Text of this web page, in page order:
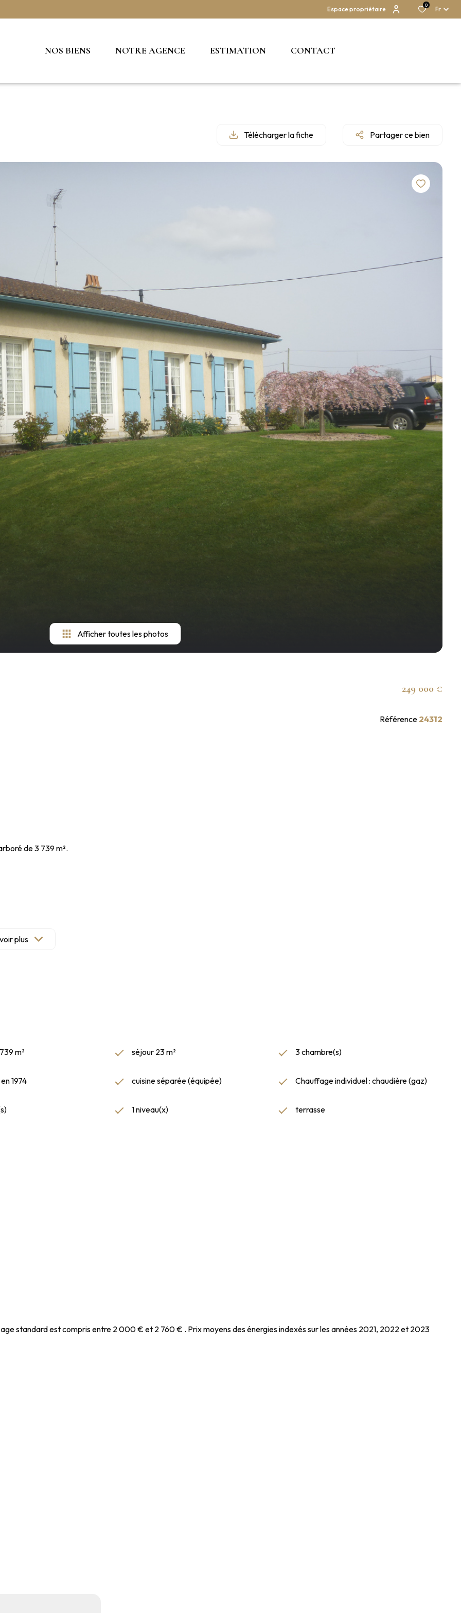
Espace propriétaire
0
Fr
NOS BIENS NOTRE AGENCE ESTIMATION CONTACT
Télécharger la fiche Partager ce bien
Afficher toutes les photos
249 000 €
Référence 24312
de 3 739 m².
disponibles sur le site Géorisques :
plus
m² séjour 23 m² 3 chambre(s)
1974 cuisine séparée (équipée) Chauffage individuel : chaudière (gaz)
1 niveau(x) terrasse
standard est compris entre 2 000 € et 2 760 € . Prix moyens des énergies indexés sur les années 2021, 2022 et 2023